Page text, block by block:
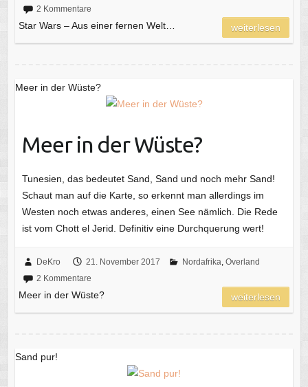
2 Kommentare
Star Wars – Aus einer fernen Welt… weiterlesen
Meer in der Wüste?
Meer in der Wüste?
Tunesien, das bedeutet Sand, Sand und noch mehr Sand!
Schaut man auf die Karte, so erkennt man allerdings im
Westen noch etwas anderes, einen See nämlich. Die Rede
ist vom Chott el Jerid. Definitiv eine Durchquerung wert!
DeKro 21. November 2017 Nordafrika, Overland
2 Kommentare
Meer in der Wüste? weiterlesen
Sand pur!